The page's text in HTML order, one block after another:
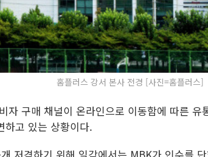
홈플러스 강서 본사 전경 [사진=홈플러스]
자 구매 채널이 온라인으로 이동함에 따른
하고 있는 상황이다.